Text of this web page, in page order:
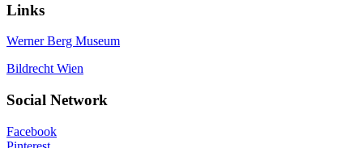
Links
Werner Berg Museum
Bildrecht Wien
Social Network
Facebook